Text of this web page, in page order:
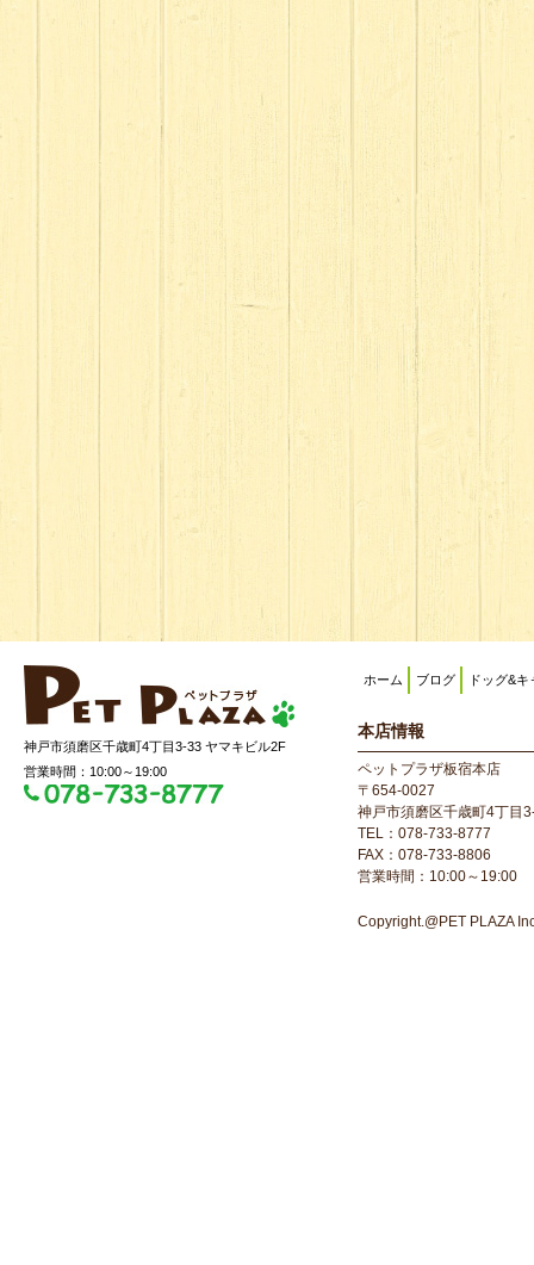
神戸市須磨区千歳町4丁目3-33 ヤマキビル2F
営業時間：10:00～19:00
ホーム ブログ ドッグ&キ
本店情報
ペットプラザ板宿本店
〒654-0027
神戸市須磨区千歳町4丁目
TEL：078-733-8777
FAX：078-733-8806
営業時間：10:00～19:00
Copyright.@PET PLAZA